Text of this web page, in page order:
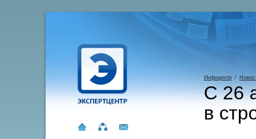
Инфоцентр /
С 26
в